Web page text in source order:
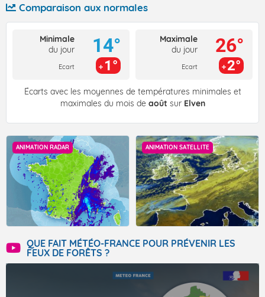
Comparaison aux normales
Minimale
du jour
Ecart
14°
1°
Maximale
du jour
Ecart
26°
2°
Écarts avec les moyennes de températures minimales et
maximales du mois de août sur Elven
ANIMATION RADAR ANIMATION SATELLITE
QUE FAIT MÉTÉO-FRANCE POUR PRÉVENIR LES
FEUX DE FORÊTS ?